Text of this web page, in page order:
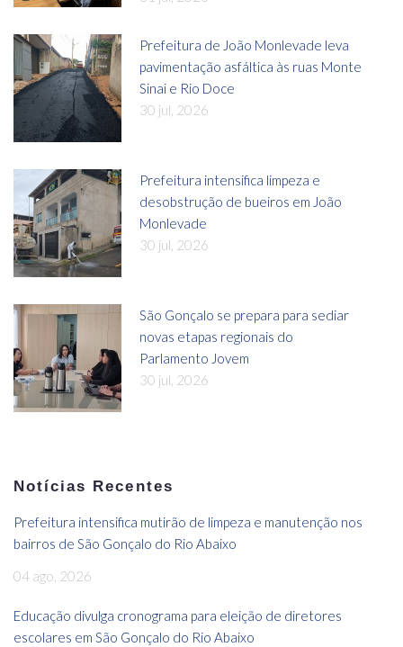
Prefeitura de João Monlevade leva
pavimentação asfáltica às ruas Monte
Sinai e Rio Doce
30 jul, 2026
Prefeitura intensifica limpeza e
desobstrução de bueiros em João
Monlevade
30 jul, 2026
São Gonçalo se prepara para sediar
novas etapas regionais do
Parlamento Jovem
30 jul, 2026
Notícias Recentes
Prefeitura intensifica mutirão de limpeza e manutenção nos
bairros de São Gonçalo do Rio Abaixo
04 ago, 2026
Educação divulga cronograma para eleição de diretores
escolares em São Gonçalo do Rio Abaixo